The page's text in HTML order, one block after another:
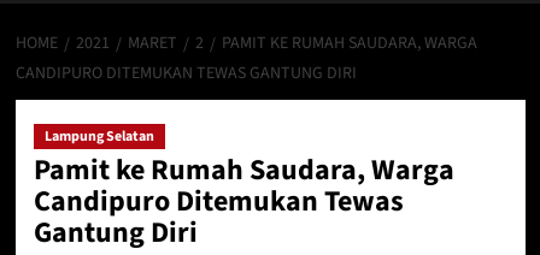
HOME 2021 MARET 2
PAMIT KE RUMAH SAUDARA, WARGA
CANDIPURO DITEMUKAN TEWAS GANTUNG DIRI
Lampung Selatan
Pamit ke Rumah Saudara, Warga
Candipuro Ditemukan Tewas
Gantung Diri